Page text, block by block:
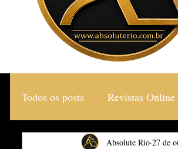
Todos os posts Revistas Online
Gastronomia & Turismo
Absolute Rio 27 de